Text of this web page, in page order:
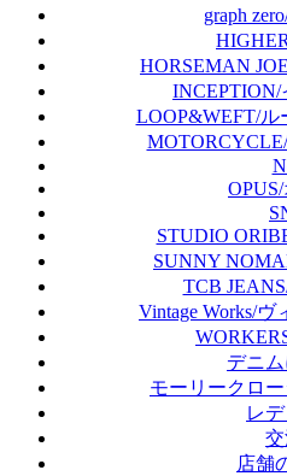
graph
HORSEMAN
LOOP&WEFT/ル
STUDIO
SUNNY
TCB
Vintage Works/
デニ
モーリークロ
レ
店舗